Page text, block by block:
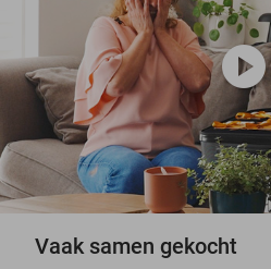
play_circle
Vaak samen gekocht